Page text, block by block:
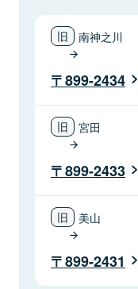
南神之川
899-2434
宮田
899-2433
美山
899-2431